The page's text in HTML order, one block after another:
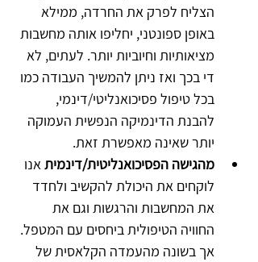
הצליח לפרק את החרדה, ממילא
באופן ספונטני, יחליפו אותה מחשבות
מציאותיות וחיוביות יותר. לעתים, לא
די בכך ואז ניתן להמשיך העבודה כמו
בכל טיפול פסיכואנליטי/דינמי,
להבנת הדינמיקה הנפשית העמוקה
יותר שאינה מאפשרת זאת.
מהגישה הפסיכואנליטית/דינמית אנו
לוקחים את היכולת להקשיב ולחדד
את המחשבות והרגשות וגם את
החוויה הטיפולית ביחסים עם המטפל.
אך בשונה מהעמדה הקלאסית של